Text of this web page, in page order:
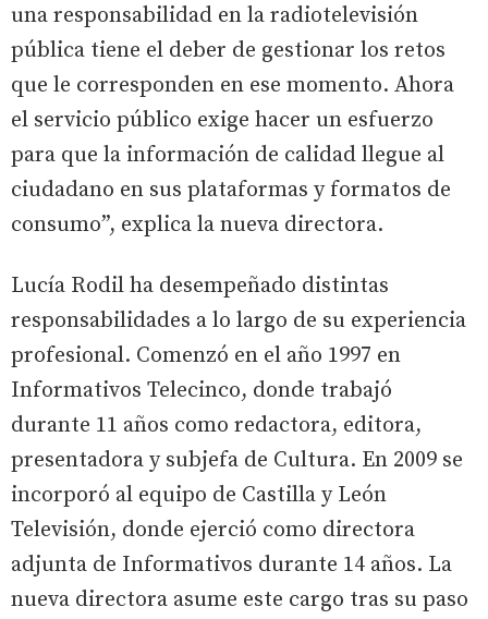
una responsabilidad en la radiotelevisión
pública tiene el deber de gestionar los retos
que le corresponden en ese momento. Ahora
el servicio público exige hacer un esfuerzo
para que la información de calidad llegue al
ciudadano en sus plataformas y formatos de
consumo”, explica la nueva directora.
Lucía Rodil ha desempeñado distintas
responsabilidades a lo largo de su experiencia
profesional. Comenzó en el año 1997 en
Informativos Telecinco, donde trabajó
durante 11 años como redactora, editora,
presentadora y subjefa de Cultura. En 2009 se
incorporó al equipo de Castilla y León
Televisión, donde ejerció como directora
adjunta de Informativos durante 14 años. La
nueva directora asume este cargo tras su paso